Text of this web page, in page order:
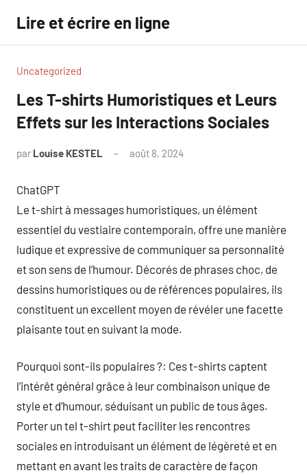
contenu
Lire et écrire en ligne
Uncategorized
Les T-shirts Humoristiques et Leurs
Effets sur les Interactions Sociales
par Louise KESTEL août 8, 2024
ChatGPT
Le t-shirt à messages humoristiques, un élément
essentiel du vestiaire contemporain, offre une manière
ludique et expressive de communiquer sa personnalité
et son sens de l’humour. Décorés de phrases choc, de
dessins humoristiques ou de références populaires, ils
constituent un excellent moyen de révéler une facette
plaisante tout en suivant la mode.
Pourquoi sont-ils populaires ?: Ces t-shirts captent
l’intérêt général grâce à leur combinaison unique de
style et d’humour, séduisant un public de tous âges.
Porter un tel t-shirt peut faciliter les rencontres
sociales en introduisant un élément de légèreté et en
mettant en avant les traits de caractère de façon